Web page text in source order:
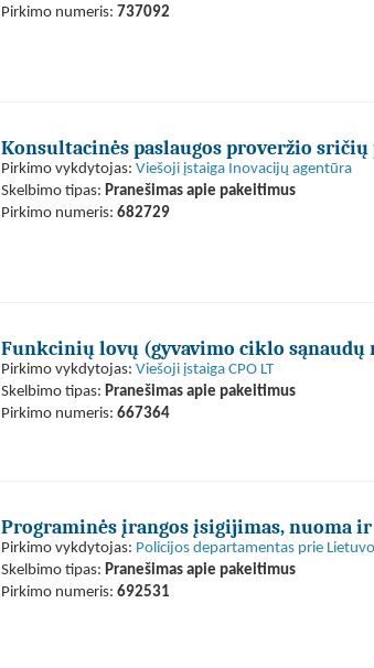
Pirkimo numeris: 737092
Konsultacinės paslaugos proveržio
Pirkimo vykdytojas: Viešoji įstaiga Inovacijų agentūra
Skelbimo tipas: Pranešimas apie pakeitimus
Pirkimo numeris: 682729
Funkcinių lovų (gyvavimo ciklo sąnaudų
Pirkimo vykdytojas: Viešoji įstaiga CPO LT
Skelbimo tipas: Pranešimas apie pakeitimus
Pirkimo numeris: 667364
Programinės įrangos įsigijimas, nuoma
Pirkimo vykdytojas: Policijos departamentas prie
Skelbimo tipas: Pranešimas apie pakeitimus
Pirkimo numeris: 692531